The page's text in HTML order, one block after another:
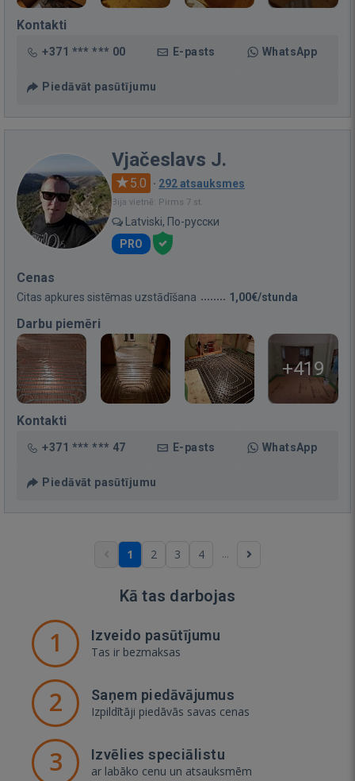
Kontakti
+371 *** *** 00 E-pasts WhatsApp
Piedāvāt pasūtījumu
Vjačeslavs J.
5.0 · 292 atsauksmes
Bija vietnē: Pirms 7 st.
Latviski, По-русски
PRO
Cenas
Citas apkures sistēmas uzstādīšana 1,00€/stunda
Darbu piemēri
+419
Kontakti
+371 *** *** 47 E-pasts WhatsApp
Piedāvāt pasūtījumu
1 2 3 4 ...
Kā tas darbojas
1 Izveido pasūtījumu
Tas ir bezmaksas
2 Saņem piedāvājumus
Izpildītāji piedāvās savas cenas
3 Izvēlies speciālistu
ar labāko cenu un atsauksmēm